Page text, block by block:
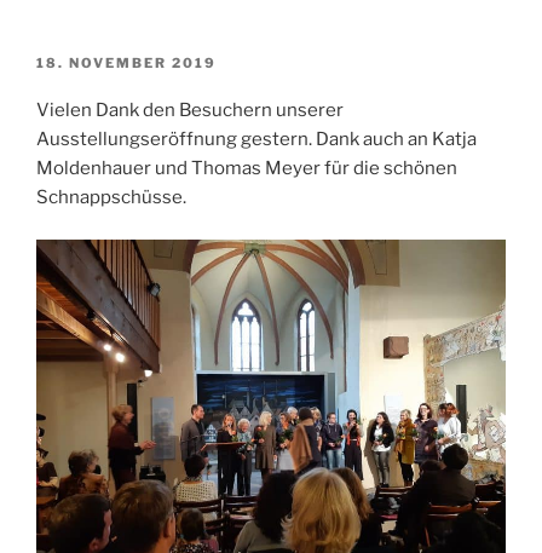
VERÖFFENTLICHT
18. NOVEMBER 2019
Vielen Dank den Besuchern unserer
Ausstellungseröffnung gestern. Dank auch an Katja
Moldenhauer und Thomas Meyer für die schönen
Schnappschüsse.